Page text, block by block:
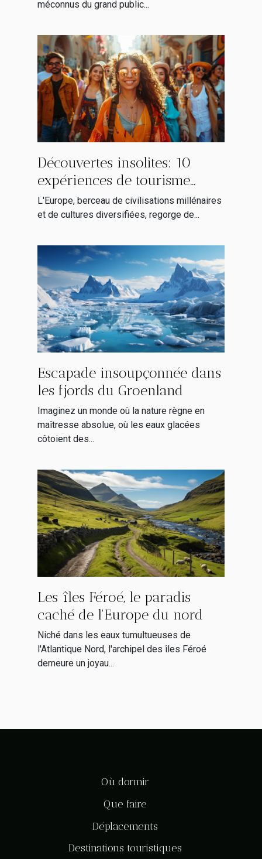
sentiers battus
méconnus du grand public...
Découvertes insolites: 10
expériences de tourisme
alternatif en Europe
L'Europe, berceau de civilisations millénaires
et de cultures diversifiées, regorge de...
Escapade insoupçonnée dans
les fjords du Groenland
Imaginez un monde où la nature règne en
maîtresse absolue, où les eaux glacées
côtoient des...
Les îles Féroé, le paradis
caché de l'Europe du nord
Niché dans les eaux tumultueuses de
l'Atlantique Nord, l'archipel des îles Féroé
demeure un joyau...
Où dormir
Que faire
Déplacements
Destinations touristiques